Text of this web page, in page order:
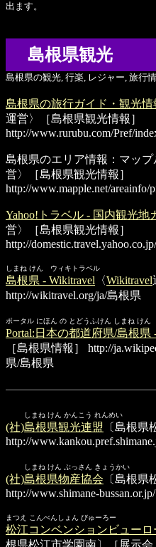
出ます。
島根県観光
島根県の観光, 行楽, レジャー, 旅行
島根県の旅行ガイド・観光情
運営〉［島根県観光情報］
http://www.rurubu.com/Pref/
島根県のエリア情報：マップ
営〉［島根県観光情報］
http://www.mapple.net/areainfo/
Yahoo!トラベル - 国内観光地
営〉［島根県観光情報］
http://
しまね けん ウィキトラベル
島根県 - Wikitravel 〈Wikitravel
http://wikitravel.org/ja/島根県
ポータル にほん の とどうふけん しまね け
Portal:日本の都道府県/島根県
［島根県情報］
http://
県/島根県
しまね けん かんこう れんめい
(社)島根県観光連盟 〔島根県
http://
しまね けん ぶっさん きょうかい
(社)島根県物産協会 〔島根県
http://www.shimane-bussan.or.jp/
まつえ こんべんしょん びゅーろー
松江コンベンションビューロ
根県松江市学園南〕［展示会